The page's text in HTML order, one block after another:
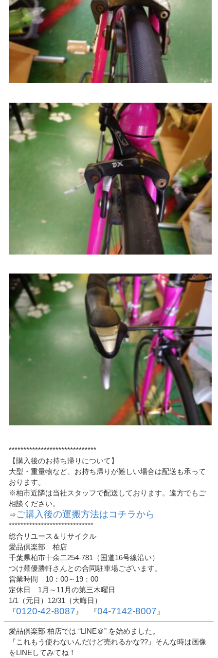
******************************
【購入後のお持ち帰りについて】
大型・重量物など、お持ち帰りが難しい場合は配送も承って
おります。
※柏市近隣は当社スタッフで配送しております。遠方でもご
相談ください。
⇒ご購入後の運搬方法はコチラから
*****************************
総合リユース＆リサイクル
愛品倶楽部 柏店
千葉県柏市十余二254-781（国道16号線沿い）
つけ麺優勝軒さんとの合同駐車場ございます。
営業時間 10：00～19：00
定休日 1月～11月の第三木曜日
1/1（元日）12/31（大晦日）
『0120-42-8087 』 『04-7142-8007 』
愛品倶楽部 柏店では “LINE＠” を始めました。
『これもう使わないんだけど売れるかな??』そんな時は画像
をLINEしてみてね！